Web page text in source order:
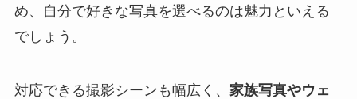
め、自分で好きな写真を選べるのは魅力といえる
でしょう。
対応できる撮影シーンも幅広く、 家族写真やウェ